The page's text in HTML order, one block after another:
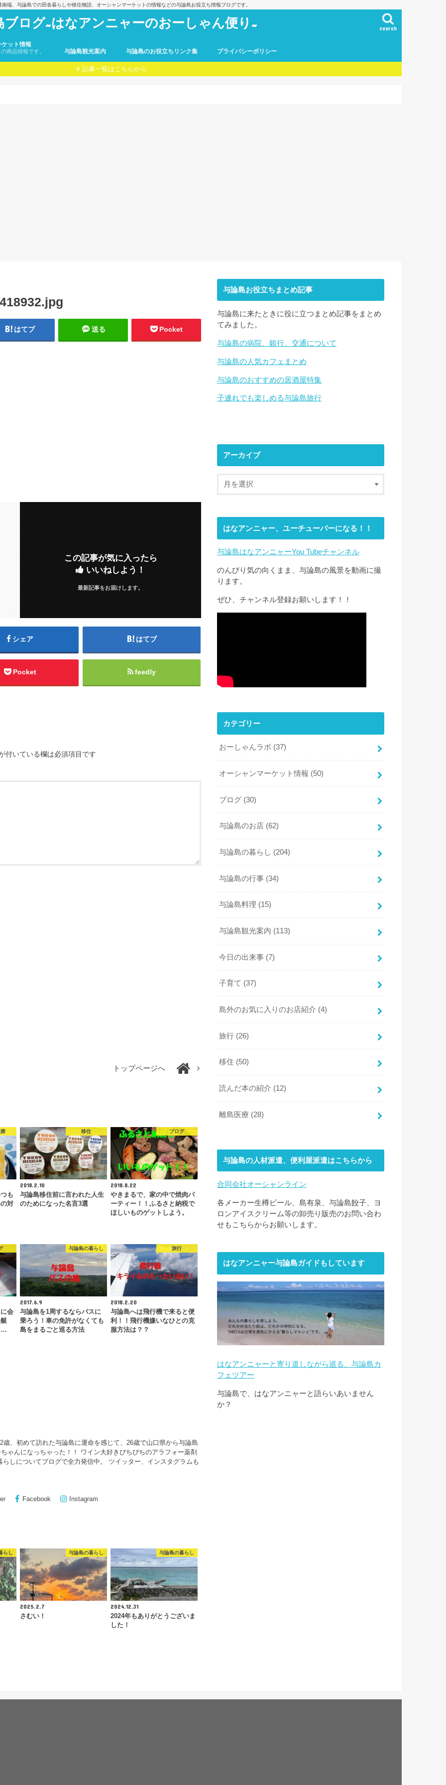
南端、与論島での田舎暮らしや移住物語、オーシャンマーケットの情報などの与論島お役立ち情報ブログです。
ブログ~はなアンニャーのおーしゃん便り~ search
ット情報
商品情報です。 与論島観光案内 与論島のお役立ちリンク集 プライバシーポリシー
記事一覧はこちらから
はてブ 送る Pocket
この記事が気に入ったら
いいねしよう！
最新記事をお届けします。
シェア はてブ
Pocket feedly
付いている欄は必須項目です
トップページへ
も
対
移住
2018.2.10
与論島移住前に言われた人生
のためになった名言3選
ブログ
2018.8.22
やきまるで、家の中で焼肉パ
ーティー！！ふるさと納税で
ほしいものゲットしよう。
会
…
与論島の暮らし
2017.6.9
与論島を1周するならバスに
乗ろう！車の免許がなくても
島をまるごと巡る方法
旅行
2018.2.20
与論島へは飛行機で来ると便
利！！飛行機嫌いなひとの克
服方法は？？
、初めて訪れた与論島に運命を感じて、26歳で山口県から与論島
ゃんになっちゃった！！ ワイン大好きぴちぴちのアラフォー薬剤
しについてブログで全力発信中。 ツイッター、インスタグラムも
Facebook Instagram
らし 与論島の暮らし
2025.2.7
さむい！
与論島の暮らし
2024.12.31
2024年もありがとうございま
した！
与論島お役立ちまとめ記事
与論島に来たときに役に立つまとめ記事をまとめ
てみました。
与論島の病院、銀行、交通について
与論島の人気カフェまとめ
与論島のおすすめの居酒屋特集
子連れでも楽しめる与論島旅行
アーカイブ
はなアンニャー、ユーチューバーになる！！
与論島はなアンニャーYou Tubeチャンネル
のんびり気の向くまま、与論島の風景を動画に撮
ります。
ぜひ、チャンネル登録お願いします！！
カテゴリー
おーしゃんラボ (37)
オーシャンマーケット情報 (50)
ブログ (30)
与論島のお店 (62)
与論島の暮らし (204)
与論島の行事 (34)
与論島料理 (15)
与論島観光案内 (113)
今日の出来事 (7)
子育て (37)
島外のお気に入りのお店紹介 (4)
旅行 (26)
移住 (50)
読んだ本の紹介 (12)
離島医療 (28)
与論島の人材派遣、便利屋派遣はこちらから
合同会社オーシャンライン
各メーカー生樽ビール、島有泉、与論島餃子、ヨ
ロンアイスクリーム等の卸売り販売のお問い合わ
せもこちらからお願いします。
はなアンニャー与論島ガイドもしています
はなアンニャーと寄り道しながら巡る、与論島カ
フェツアー
与論島で、はなアンニャーと語らいあいません
か？